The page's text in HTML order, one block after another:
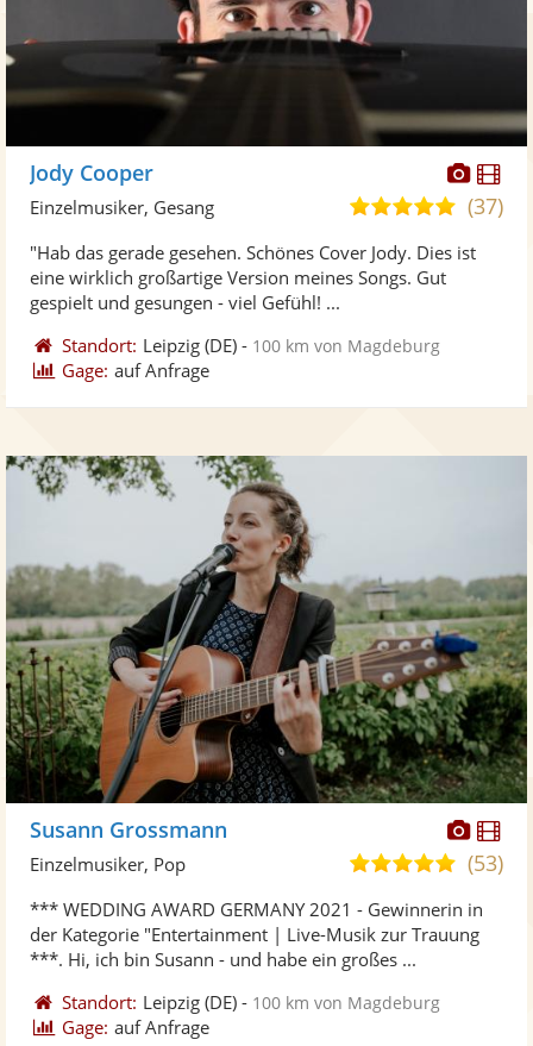
Fotos
Jody Cooper
5,0
5
(37)
Einzelmusiker, Gesang
"Hab das gerade gesehen. Schönes Cover Jody. Dies ist
eine wirklich großartige Version meines Songs. Gut
gespielt und gesungen - viel Gefühl! ...
Standort: Leipzig (DE) - 100 km von Magdeburg
Gage: auf Anfrage
Fotos
Susann Grossmann
5,0
5
Sternen
(53)
Einzelmusiker, Pop
*** WEDDING AWARD GERMANY 2021 - Gewinnerin in
der Kategorie "Entertainment | Live-Musik zur Trauung
***. Hi, ich bin Susann - und habe ein großes ...
Standort: Leipzig (DE) - 100 km von Magdeburg
Gage: auf Anfrage